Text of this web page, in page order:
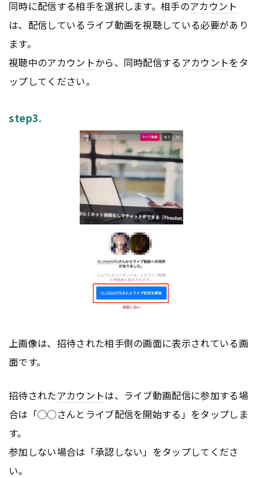
同時に配信する相手を選択します。相手のアカウント
は、配信しているライブ動画を視聴している必要があり
ます。
視聴中のアカウントから、同時配信するアカウントをタ
ップしてください。
step3.
上画像は、招待された相手側の画面に表示されている画
面です。
招待されたアカウントは、ライブ動画配信に参加する場
合は「◯◯さんとライブ配信を開始する」をタップしま
す。
参加しない場合は「承認しない」をタップしてくださ
い。